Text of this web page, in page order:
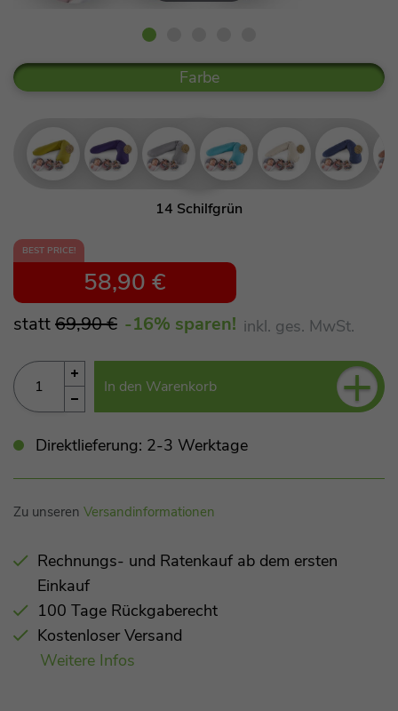
Farbe
14 Schilfgrün
BEST PRICE!
58,90 €
statt69,90 € -16% sparen! inkl. ges. MwSt.
In den Warenkorb +
Direktlieferung: 2-3 Werktage
Zu unseren Versandinformationen
Rechnungs- und Ratenkauf ab dem ersten
Einkauf
100 Tage Rückgaberecht
Kostenloser Versand
Weitere Infos